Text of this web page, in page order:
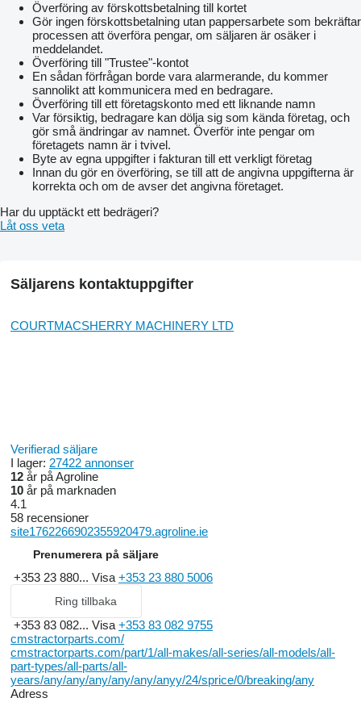
Överföring av förskottsbetalning till kortet
Gör ingen förskottsbetalning utan pappersarbete som bekräftar
processen att överföra pengar, om säljaren är osäker i
meddelandet.
Överföring till "Trustee"-kontot
En sådan förfrågan borde vara alarmerande, du kommer
sannolikt att kommunicera med en bedragare.
Överföring till ett företagskonto med ett liknande namn
Var försiktig, bedragare kan dölja sig som kända företag, och
gör små ändringar av namnet. Överför inte pengar om
företagets namn är i tvivel.
Byte av egna uppgifter i fakturan till ett verkligt företag
Innan du gör en överföring, se till att de angivna uppgifterna är
korrekta och om de avser det angivna företaget.
Har du upptäckt ett bedrägeri?
Låt oss veta
Säljarens kontaktuppgifter
COURTMACSHERRY MACHINERY LTD
Verifierad säljare
I lager: 27422 annonser
12 år på Agroline
10 år på marknaden
4.1
58 recensioner
site1762266902355920479.agroline.ie
Prenumerera på säljare
+353 23 880... Visa +353 23 880 5006
Ring tillbaka
+353 83 082... Visa +353 83 082 9755
cmstractorparts.com/
cmstractorparts.com/part/1/all-makes/all-series/all-models/all-
part-types/all-parts/all-
years/any/any/any/any/any/anyy/24/sprice/0/breaking/any
Adress